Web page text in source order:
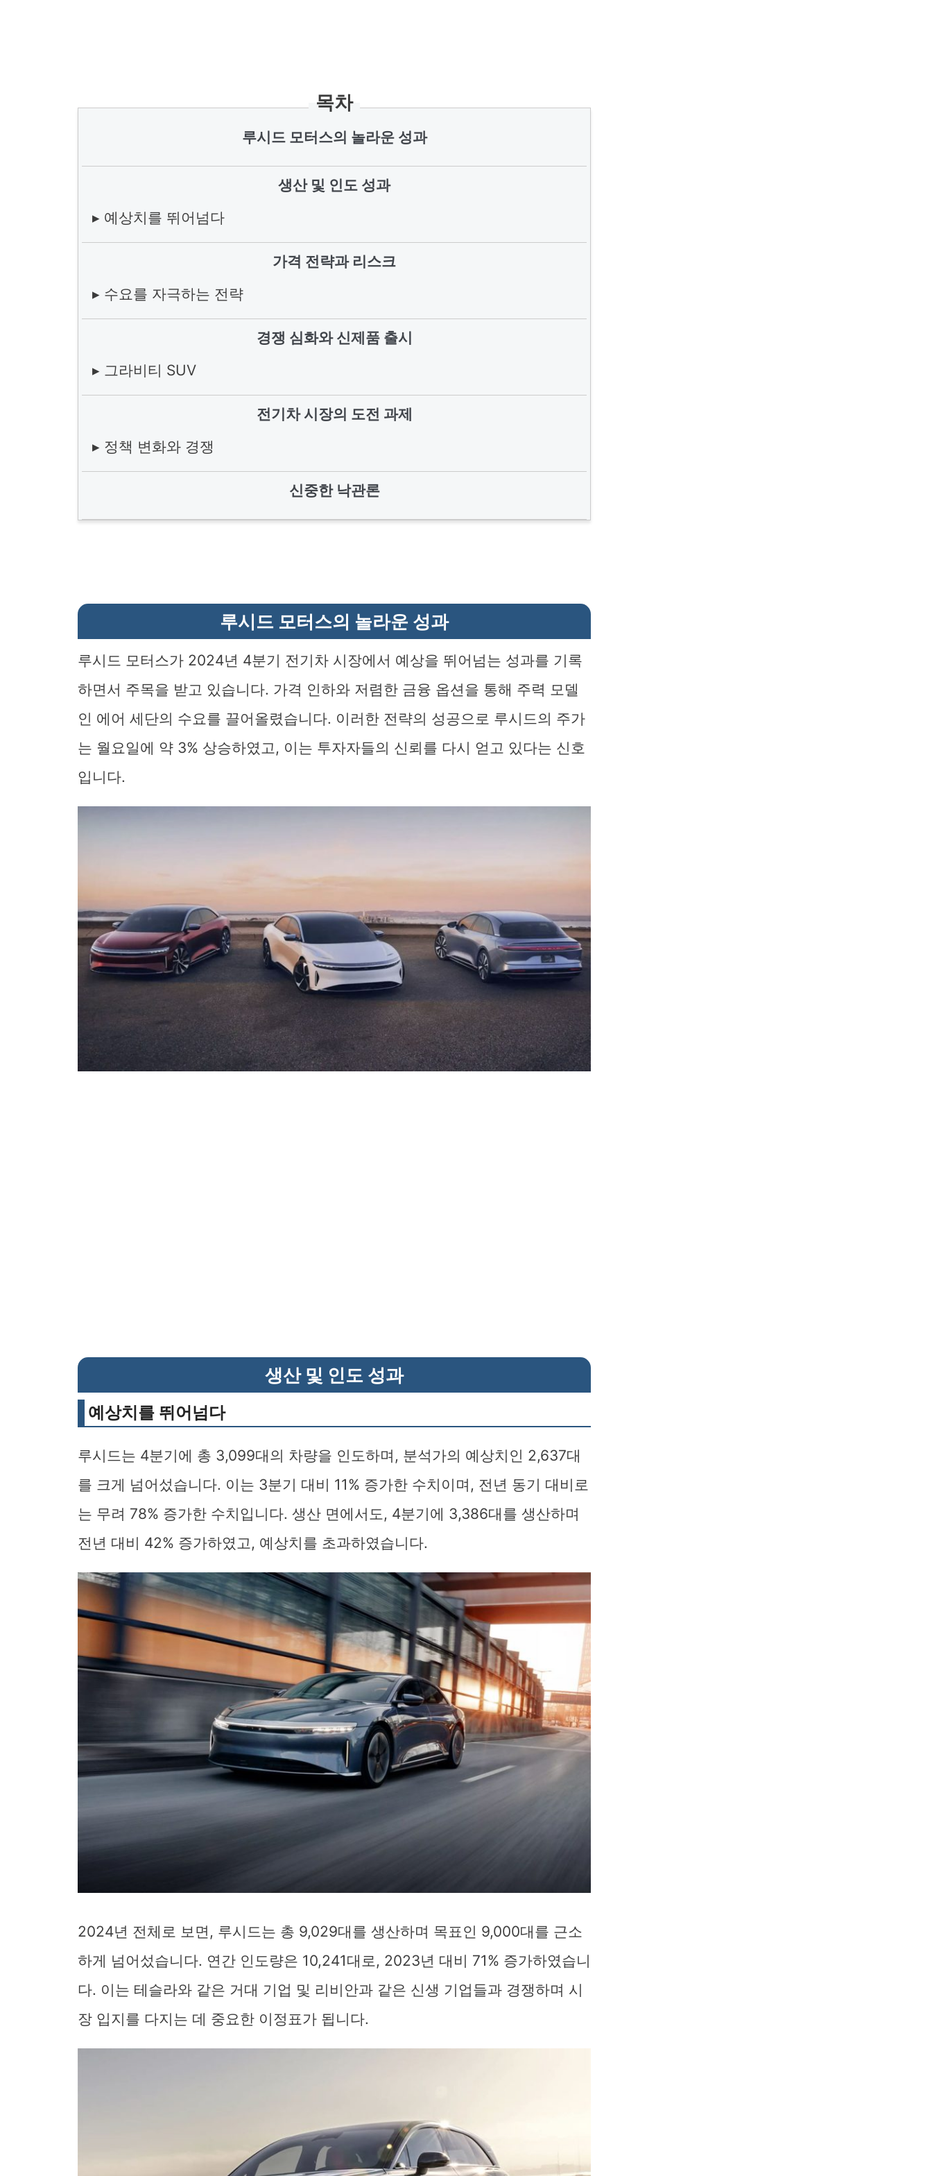
목차
루시드 모터스의 놀라운 성과
생산 및 인도 성과
▸ 예상치를 뛰어넘다
가격 전략과 리스크
▸ 수요를 자극하는 전략
경쟁 심화와 신제품 출시
▸ 그라비티 SUV
전기차 시장의 도전 과제
▸ 정책 변화와 경쟁
신중한 낙관론
루시드 모터스의 놀라운 성과
루시드 모터스가 2024년 4분기 전기차 시장에서 예상을 뛰어넘는 성과를 기록
하면서 주목을 받고 있습니다. 가격 인하와 저렴한 금융 옵션을 통해 주력 모델
인 에어 세단의 수요를 끌어올렸습니다. 이러한 전략의 성공으로 루시드의 주가
는 월요일에 약 3% 상승하였고, 이는 투자자들의 신뢰를 다시 얻고 있다는 신호
입니다.
생산 및 인도 성과
예상치를 뛰어넘다
루시드는 4분기에 총 3,099대의 차량을 인도하며, 분석가의 예상치인 2,637대
를 크게 넘어섰습니다. 이는 3분기 대비 11% 증가한 수치이며, 전년 동기 대비로
는 무려 78% 증가한 수치입니다. 생산 면에서도, 4분기에 3,386대를 생산하며
전년 대비 42% 증가하였고, 예상치를 초과하였습니다.
2024년 전체로 보면, 루시드는 총 9,029대를 생산하며 목표인 9,000대를 근소
하게 넘어섰습니다. 연간 인도량은 10,241대로, 2023년 대비 71% 증가하였습니
다. 이는 테슬라와 같은 거대 기업 및 리비안과 같은 신생 기업들과 경쟁하며 시
장 입지를 다지는 데 중요한 이정표가 됩니다.